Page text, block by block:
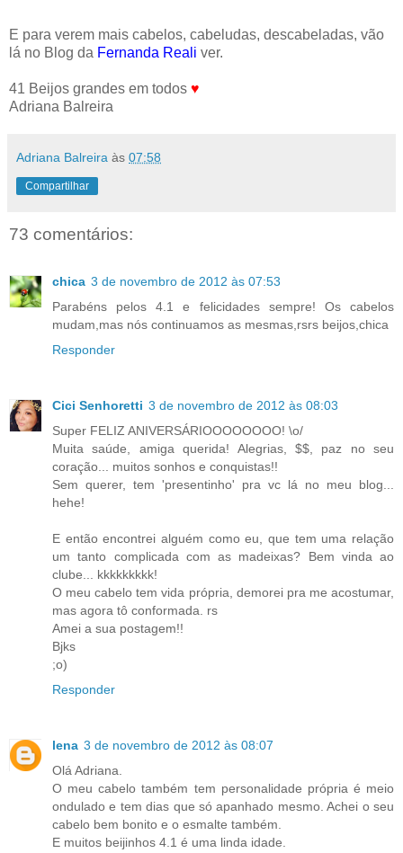
E para verem mais cabelos, cabeludas, descabeladas, vão
lá no Blog da Fernanda Reali ver.
41 Beijos grandes em todos ♥
Adriana Balreira
Adriana Balreira às 07:58
Compartilhar
73 comentários:
chica 3 de novembro de 2012 às 07:53
Parabéns pelos 4.1 e felicidades sempre! Os cabelos
mudam,mas nós continuamos as mesmas,rsrs beijos,chica
Responder
Cici Senhoretti 3 de novembro de 2012 às 08:03
Super FELIZ ANIVERSÁRIOOOOOOOO! \o/
Muita saúde, amiga querida! Alegrias, $$, paz no seu
coração... muitos sonhos e conquistas!!
Sem querer, tem 'presentinho' pra vc lá no meu blog...
hehe!
E então encontrei alguém como eu, que tem uma relação
um tanto complicada com as madeixas? Bem vinda ao
clube... kkkkkkkkk!
O meu cabelo tem vida própria, demorei pra me acostumar,
mas agora tô conformada. rs
Amei a sua postagem!!
Bjks
;o)
Responder
lena 3 de novembro de 2012 às 08:07
Olá Adriana.
O meu cabelo também tem personalidade própria é meio
ondulado e tem dias que só apanhado mesmo. Achei o seu
cabelo bem bonito e o esmalte também.
E muitos beijinhos 4.1 é uma linda idade.